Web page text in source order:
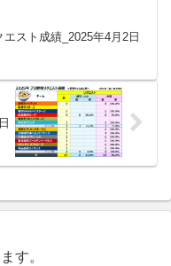
エスト成績_2025年4月2日
す。